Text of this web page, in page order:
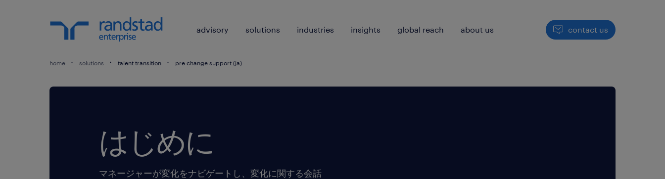
advisory solutions industries insights global reach about us contact us
home solutions talent transition pre change support (ja)
はじめに
マネージャーが変化をナビゲートし、変化に関する会話